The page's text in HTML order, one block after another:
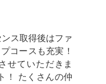
ス取得後はファ
コースも充実！
せていただきま
！ たくさんの仲